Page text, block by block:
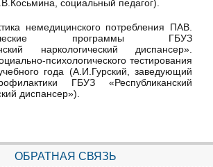
социальный педагог).
немедицинского потребления ПАВ.
программы ГБУЗ
наркологический диспансер».
психологического тестирования
года (А.И.Гурский, заведующий
ГБУЗ «Республиканский
диспансер»).
ОБРАТНАЯ СВЯЗЬ